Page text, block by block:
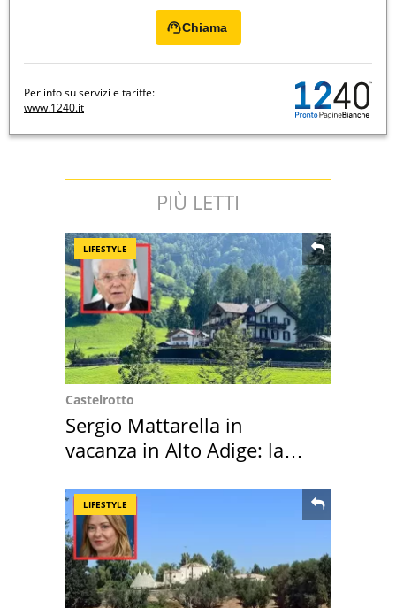
Chiama
Per info su servizi e tariffe:
www.1240.it
PIÙ LETTI
LIFESTYLE
Castelrotto
Sergio Mattarella in
vacanza in Alto Adige: la
LIFESTYLE